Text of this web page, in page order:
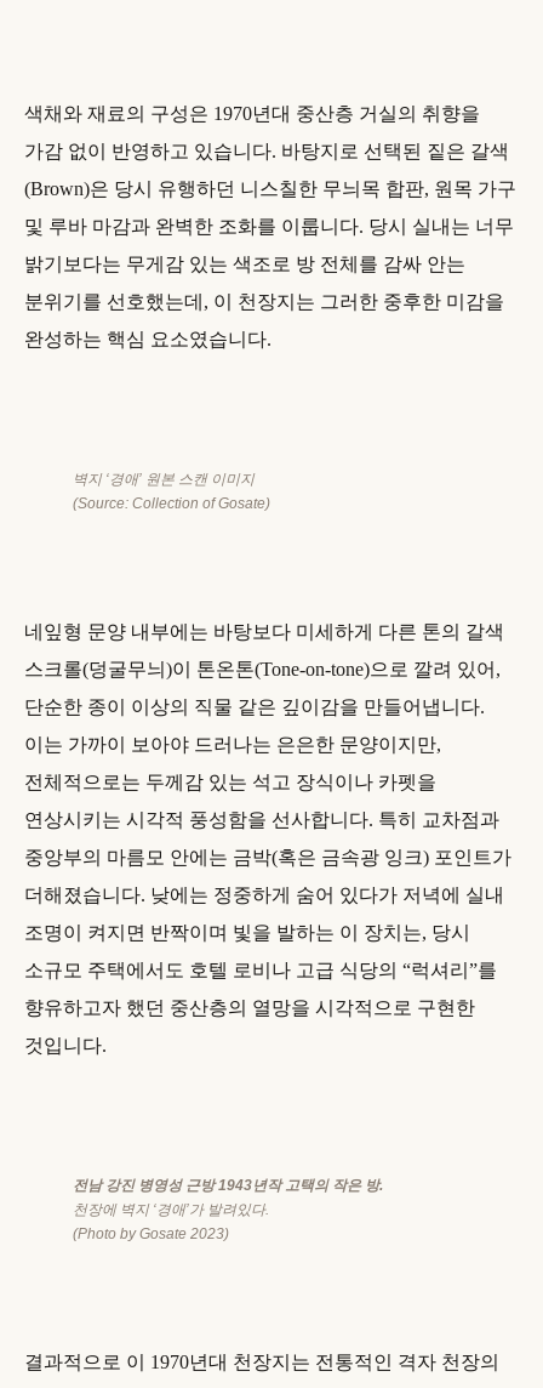
색채와 재료의 구성은 1970년대 중산층 거실의 취향을
가감 없이 반영하고 있습니다. 바탕지로 선택된 짙은 갈색
(Brown)은 당시 유행하던 니스칠한 무늬목 합판, 원목 가구
및 루바 마감과 완벽한 조화를 이룹니다. 당시 실내는 너무
밝기보다는 무게감 있는 색조로 방 전체를 감싸 안는
분위기를 선호했는데, 이 천장지는 그러한 중후한 미감을
완성하는 핵심 요소였습니다.
벽지 ‘경애’ 원본 스캔 이미지
(Source: Collection of Gosate)
네잎형 문양 내부에는 바탕보다 미세하게 다른 톤의 갈색
스크롤(덩굴무늬)이 톤온톤(Tone-on-tone)으로 깔려 있어,
단순한 종이 이상의 직물 같은 깊이감을 만들어냅니다.
이는 가까이 보아야 드러나는 은은한 문양이지만,
전체적으로는 두께감 있는 석고 장식이나 카펫을
연상시키는 시각적 풍성함을 선사합니다. 특히 교차점과
중앙부의 마름모 안에는 금박(혹은 금속광 잉크) 포인트가
더해졌습니다. 낮에는 정중하게 숨어 있다가 저녁에 실내
조명이 켜지면 반짝이며 빛을 발하는 이 장치는, 당시
소규모 주택에서도 호텔 로비나 고급 식당의 “럭셔리”를
향유하고자 했던 중산층의 열망을 시각적으로 구현한
것입니다.
전남 강진 병영성 근방 1943년작 고택의 작은 방.
천장에 벽지 ‘경애’가 발려있다.
(Photo by Gosate 2023)
결과적으로 이 1970년대 천장지는 전통적인 격자 천장의